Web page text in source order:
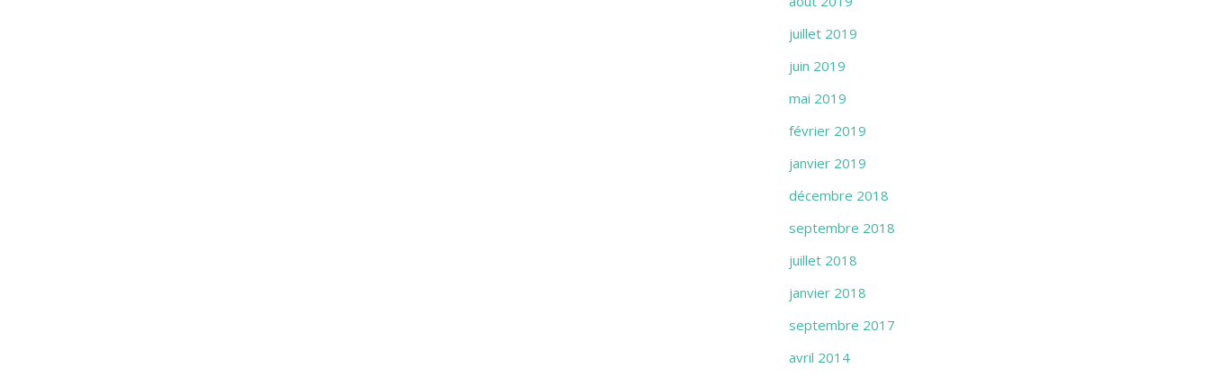
juillet 2019
juin 2019
mai 2019
février 2019
janvier 2019
décembre 2018
septembre 2018
juillet 2018
janvier 2018
septembre 2017
avril 2014